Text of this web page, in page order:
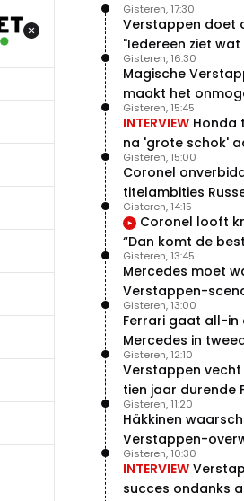
Verstappen doet
"Iedereen ziet
brengt"
Gisteren, 17:30
Magische
maakt het
Gisteren, 16:30
INTERVIEW Honda
na 'grote schok'
Martin-avontuur
Gisteren, 15:45
Coronel
titelambities
gewoon"
Gisteren, 15:00
Coronel looft
“Dan komt de
Gisteren, 14:15
Mercedes moet
Verstappen-
manier"
Gisteren, 13:45
Ferrari gaat all-in
Mercedes in
Gisteren, 13:00
Verstappen
tien jaar durende
Gisteren, 12:10
Häkkinen
Verstappen-
je?"
Gisteren, 11:20
INTERVIEW
succes ondanks
Gisteren, 10:30